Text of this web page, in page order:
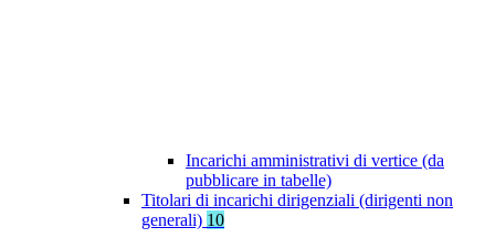
Incarichi amministrativi di vertice (da
pubblicare in tabelle)
Titolari di incarichi dirigenziali (dirigenti non
generali) 10